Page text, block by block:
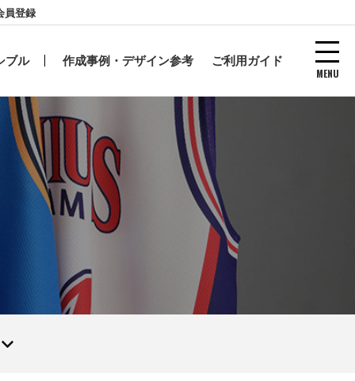
員登録
ブル 作成事例・デザイン参考
ご利用ガイド
MENU